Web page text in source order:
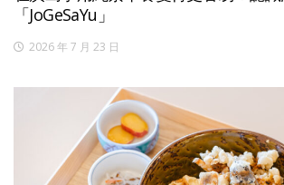
「JoGeSaYu」
2026 年 7 月 23 日